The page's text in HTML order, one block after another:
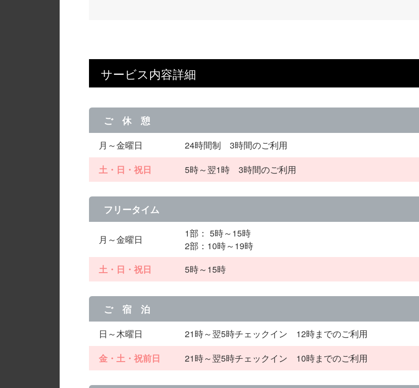
サービス内容詳細
ご 休 憩
月～金曜日
24時間制 3時間のご利用
土・日・祝日
5時～翌1時 3時間のご利用
フリータイム
月～金曜日
1部： 5時～15時
2部：10時～19時
土・日・祝日
5時～15時
ご 宿 泊
日～木曜日
21時～翌5時チェックイン 12時までのご利用
金・土・祝前日
21時～翌5時チェックイン 10時までのご利用